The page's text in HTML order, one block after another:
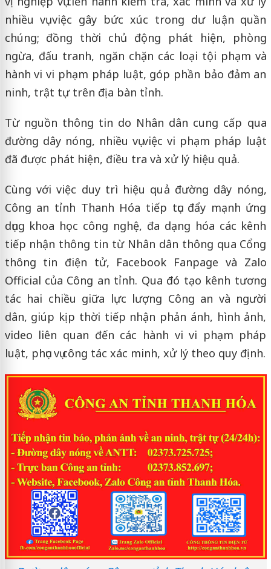
nhiều vụ việc gây bức xúc trong dư luận quần
chúng; đồng thời chủ động phát hiện, phòng
ngừa, đấu tranh, ngăn chặn các loại tội phạm và
hành vi vi phạm pháp luật, góp phần bảo đảm an
ninh, trật tự trên địa bàn tỉnh.
Từ nguồn thông tin do Nhân dân cung cấp qua
đường dây nóng, nhiều vụ việc vi phạm pháp luật
đã được phát hiện, điều tra và xử lý hiệu quả.
Cùng với việc duy trì hiệu quả đường dây nóng,
Công an tỉnh Thanh Hóa tiếp tục đẩy mạnh ứng
dụng khoa học công nghệ, đa dạng hóa các kênh
tiếp nhận thông tin từ Nhân dân thông qua Cổng
thông tin điện tử, Facebook Fanpage và Zalo
Official của Công an tỉnh. Qua đó tạo kênh tương
tác hai chiều giữa lực lượng Công an và người
dân, giúp kịp thời tiếp nhận phản ánh, hình ảnh,
video liên quan đến các hành vi vi phạm pháp
luật, phục vụ công tác xác minh, xử lý theo quy định.